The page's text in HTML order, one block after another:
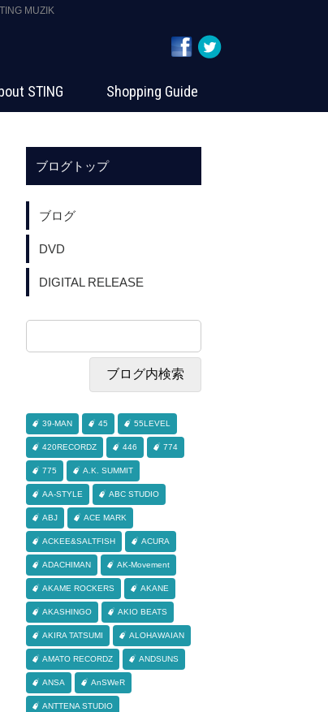
MUZIK
STING Shopping Guide
ブログトップ
ブログ
DVD
DIGITAL RELEASE
39-MAN 45 55LEVEL
420RECORDZ 446 774
775 A.K. SUMMIT
AA-STYLE ABC STUDIO
ABJ ACE MARK
ACKEE&SALTFISH ACURA
ADACHIMAN AK-Movement
AKAME ROCKERS AKANE
AKASHINGO AKIO BEATS
AKIRA TATSUMI ALOHAWAIAN
AMATO RECORDZ ANDSUNS
ANSA AnSWeR
ANTTENA STUDIO